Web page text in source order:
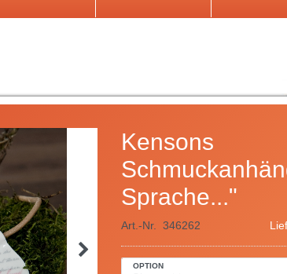
Kensons
Sprache..."
Art.-Nr. 346262
OPTION